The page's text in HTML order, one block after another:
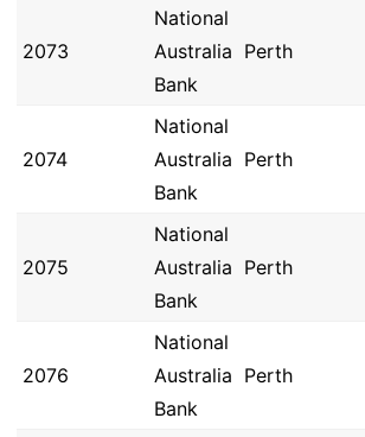
2073
National
Australia
Bank
Perth
2074
National
Australia
Bank
Perth
2075
National
Australia
Bank
Perth
2076
National
Australia
Bank
Perth